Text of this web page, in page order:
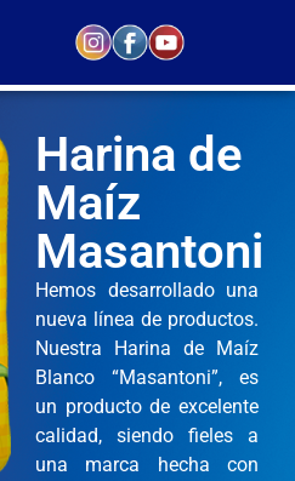
Harina de
Maíz
Masantoni
Hemos desarrollado una
nueva línea de productos.
Nuestra Harina de Maíz
Blanco “Masantoni”, es
un producto de excelente
calidad, siendo fieles a
una marca hecha con